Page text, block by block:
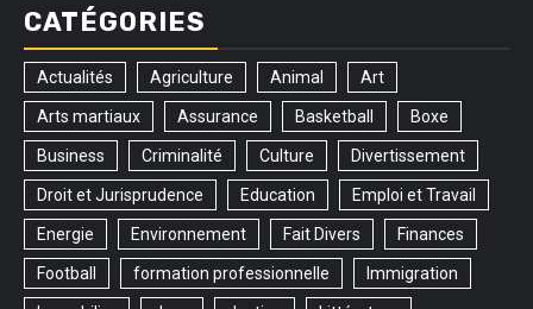
CATÉGORIES
Actualités Agriculture Animal Art
Arts martiaux Assurance Basketball Boxe
Business Criminalité Culture Divertissement
Droit et Jurisprudence Education Emploi et Travail
Energie Environnement Fait Divers Finances
Football formation professionnelle Immigration